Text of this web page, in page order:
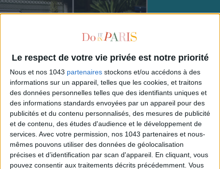
Le respect de votre vie privée est notre priorité
Nous et nos 1043 partenaires stockons et/ou accédons à des
informations sur un appareil, telles que les cookies, et traitons
des données personnelles telles que des identifiants uniques et
des informations standards envoyées par un appareil pour des
publicités et du contenu personnalisés, des mesures de publicité
et de contenu, des études d'audience et le développement de
services. Avec votre permission, nos 1043 partenaires et nous-
mêmes pouvons utiliser des données de géolocalisation
précises et d’identification par scan d'appareil. En cliquant, vous
pouvez consentir aux traitements décrits précédemment. Vous
TOUT CE QUE VOUS DEVEZ FAIRE À PARIS EN AOÛT